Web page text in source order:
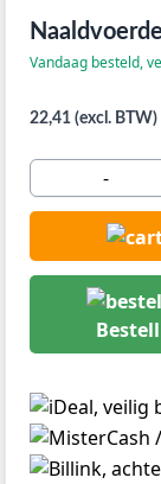
Vandaag besteld,
22,41 (excl. BTW)
-